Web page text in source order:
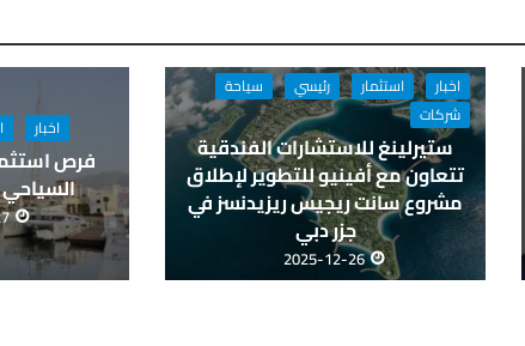
اخبار استثمار رئيسي
سياحة
شركات
ستيرلينغ للاستشارات الفندقية
تتعاون مع أفينيو للتطوير لإطلاق
مشروع سانت ريجيس ريزيدنسز في
جزر دبي
2025-12-26
اخبار
فرص